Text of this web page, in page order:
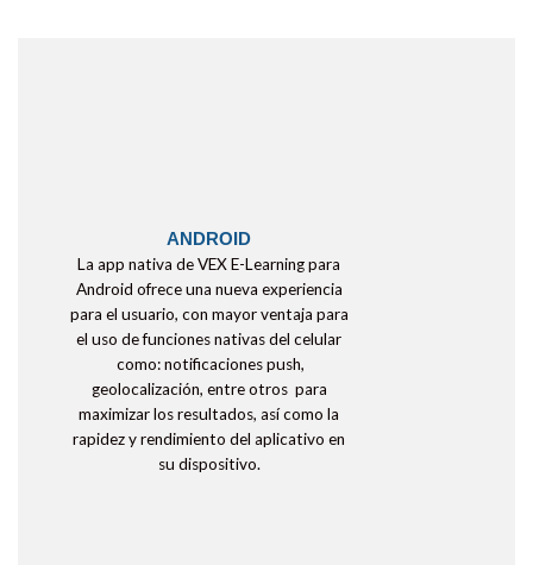
ANDROID
La app nativa de VEX E-Learning para
Android ofrece una nueva experiencia
para el usuario, con mayor ventaja para
el uso de funciones nativas del celular
como: notificaciones push,
geolocalización, entre otros para
maximizar los resultados, así como la
rapidez y rendimiento del aplicativo en
su dispositivo.